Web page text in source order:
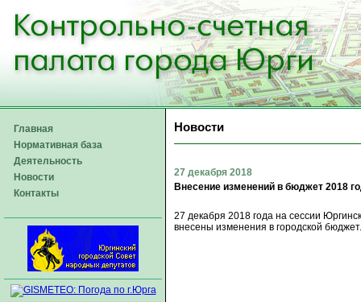
Главная
Нормативная база
Деятельность
Новости
Контакты
Новости
27 декабря 2018
Внесение изменений в бюджет 2018
27 декабря 2018 года на сессии
внесены изменения в городской бюджет.